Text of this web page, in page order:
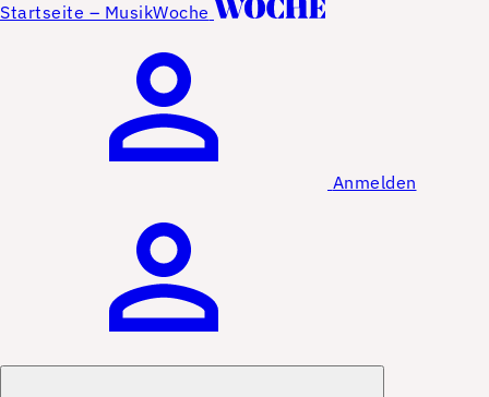
Startseite – MusikWoche
Anmelden